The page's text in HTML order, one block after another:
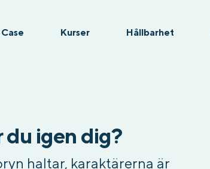
Case Kurser Hållbarhet
du igen dig?
haltar, karaktärerna är